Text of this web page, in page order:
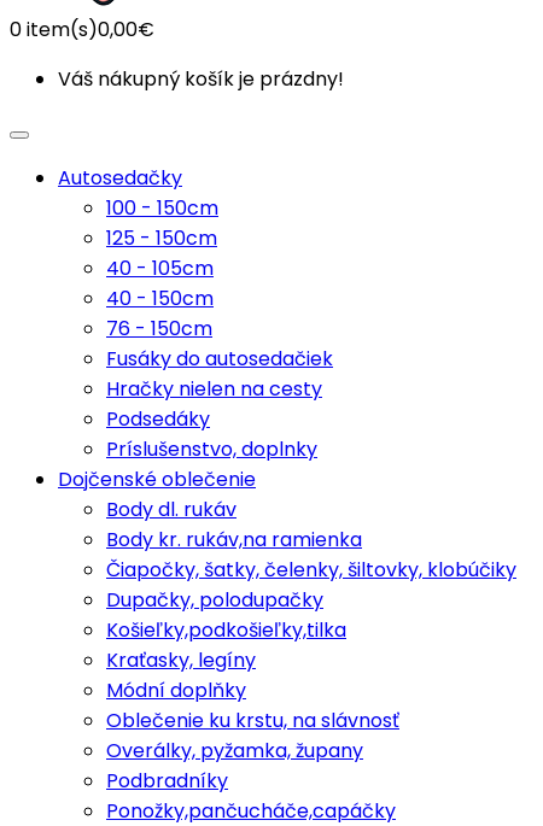
0item(s)0,00€
Váš nákupný košík je prázdny!
Autosedačky
100 - 150cm
125 - 150cm
40 - 105cm
40 - 150cm
76 - 150cm
Fusáky do autosedačiek
Hračky nielen na cesty
Podsedáky
Príslušenstvo, doplnky
Dojčenské oblečenie
Body dl. rukáv
Body kr. rukáv,na ramienka
Čiapočky, šatky, čelenky, šiltovky, klobúčiky
Dupačky, polodupačky
Košieľky,podkošieľky,tilka
Kraťasky, legíny
Módní doplňky
Oblečenie ku krstu, na slávnosť
Overálky, pyžamka, župany
Podbradníky
Ponožky,pančucháče,capáčky